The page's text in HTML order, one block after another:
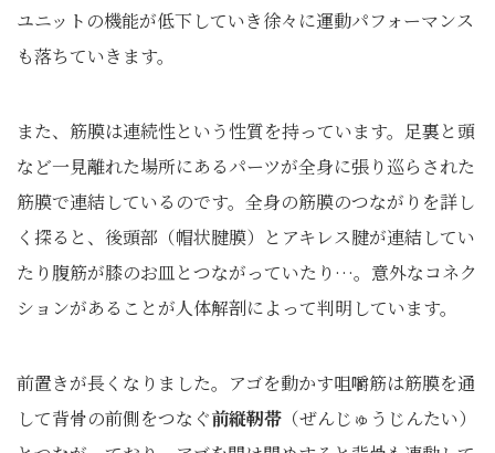
ユニットの機能が低下していき徐々に運動パフォーマンス
も落ちていきます。
また、筋膜は連続性という性質を持っています。足裏と頭
など一見離れた場所にあるパーツが全身に張り巡らされた
筋膜で連結しているのです。全身の筋膜のつながりを詳し
く探ると、後頭部（帽状腱膜）とアキレス腱が連結してい
たり腹筋が膝のお皿とつながっていたり…。意外なコネク
ションがあることが人体解剖によって判明しています。
前置きが長くなりました。アゴを動かす咀嚼筋は筋膜を通
して背骨の前側をつなぐ前縦靭帯 （ぜんじゅうじんたい）